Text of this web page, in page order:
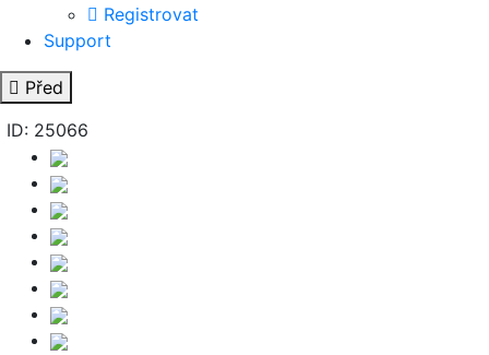
Registrovat
Support
Před
ID: 25066